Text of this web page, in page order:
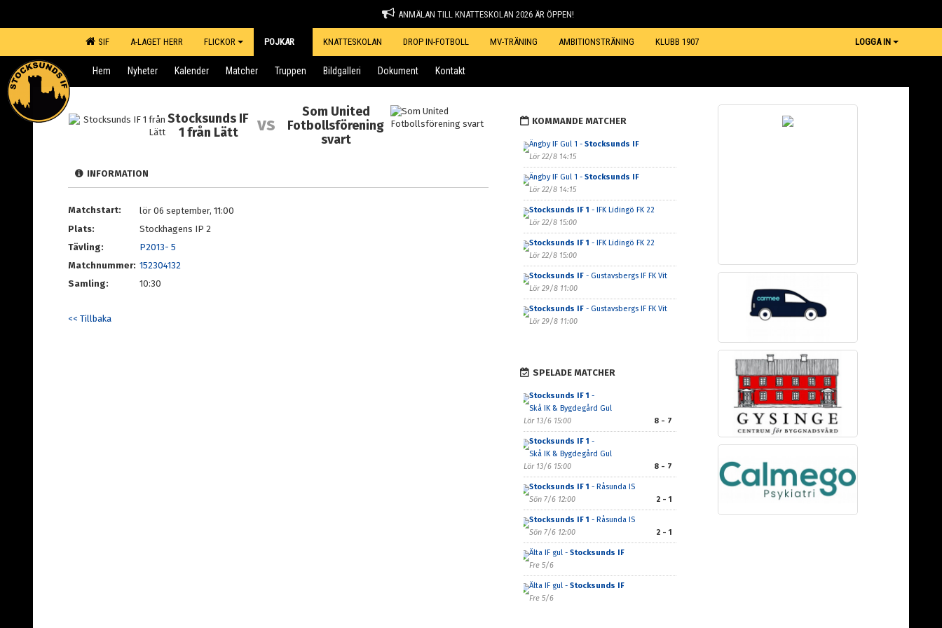
ANMÄLAN TILL KNATTESKOLAN 2026 ÄR ÖPPEN!
SIF A-LAGET HERR FLICKOR POJKAR KNATTESKOLAN DROP IN-FOTBOLL MV-TRÄNING AMBITIONSTRÄNING KLUBB 1907 LOGGA IN
Hem Nyheter Kalender Matcher Truppen Bildgalleri Dokument Kontakt
Stocksunds IF
1 från Lätt
vs
Som United
Fotbollsförening
svart
INFORMATION
Matchstart:
lör 06 september, 11:00
Plats:
Stockhagens IP 2
Tävling:
P2013- 5
Matchnummer: 152304132
Samling:
10:30
<< Tillbaka
KOMMANDE MATCHER
Ängby IF Gul 1 - Stocksunds IF
Lör 22/8 14:15
Ängby IF Gul 1 - Stocksunds IF
Lör 22/8 14:15
Stocksunds IF 1 - IFK Lidingö FK 22
Lör 22/8 15:00
Stocksunds IF 1 - IFK Lidingö FK 22
Lör 22/8 15:00
Stocksunds IF- Gustavsbergs IF FK Vit
Lör 29/8 11:00
Stocksunds IF- Gustavsbergs IF FK Vit
Lör 29/8 11:00
SPELADE MATCHER
Stocksunds IF 1 -
Skå IK & Bygdegård Gul
Lör 13/6 15:00
8 - 7
Stocksunds IF 1 -
Skå IK & Bygdegård Gul
Lör 13/6 15:00
8 - 7
Stocksunds IF 1 - Råsunda IS
Sön 7/6 12:00
2 - 1
Stocksunds IF 1 - Råsunda IS
Sön 7/6 12:00
2 - 1
Älta IF gul - Stocksunds IF
Fre 5/6
Älta IF gul - Stocksunds IF
Fre 5/6